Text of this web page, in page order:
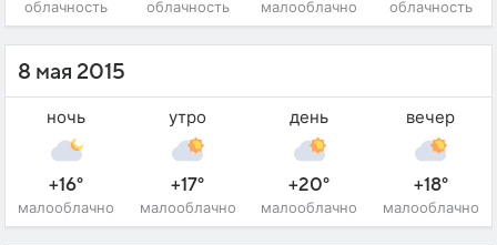
облачность облачность малооблачно облачность
8 мая 2015
ночь
+16°
малооблачно
утро
+17°
малооблачно
день
+20°
малооблачно
вечер
+18°
малооблачно